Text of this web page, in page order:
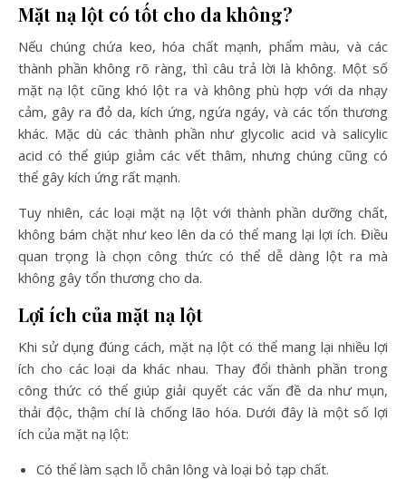
Mặt nạ lột có tốt cho da không?
Nếu chúng chứa keo, hóa chất mạnh, phẩm màu, và các
thành phần không rõ ràng, thì câu trả lời là không. Một số
mặt nạ lột cũng khó lột ra và không phù hợp với da nhạy
cảm, gây ra đỏ da, kích ứng, ngứa ngáy, và các tổn thương
khác. Mặc dù các thành phần như glycolic acid và salicylic
acid có thể giúp giảm các vết thâm, nhưng chúng cũng có
thể gây kích ứng rất mạnh.
Tuy nhiên, các loại mặt nạ lột với thành phần dưỡng chất,
không bám chặt như keo lên da có thể mang lại lợi ích. Điều
quan trọng là chọn công thức có thể dễ dàng lột ra mà
không gây tổn thương cho da.
Lợi ích của mặt nạ lột
Khi sử dụng đúng cách, mặt nạ lột có thể mang lại nhiều lợi
ích cho các loại da khác nhau. Thay đổi thành phần trong
công thức có thể giúp giải quyết các vấn đề da như mụn,
thải độc, thậm chí là chống lão hóa. Dưới đây là một số lợi
ích của mặt nạ lột:
Có thể làm sạch lỗ chân lông và loại bỏ tạp chất.